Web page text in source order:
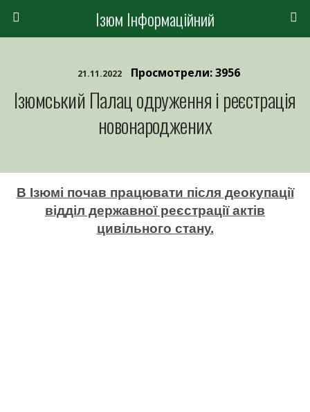
Ізюм Інформаційний
21.11.2022 Просмотрели: 3956
Ізюмський Палац одруження і реєстрація
новонароджених
В Ізюмі почав працювати після деокупації
відділ державної реєстрації актів
цивільного стану.